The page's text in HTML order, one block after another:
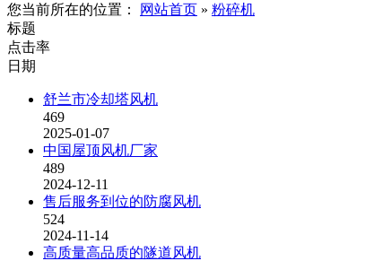
您当前所在的位置：
网站首页 » 粉碎机
标题
点击率
日期
舒兰市冷却塔风机
469
2025-01-07
中国屋顶风机厂家
489
2024-12-11
售后服务到位的防腐风机
524
2024-11-14
高质量高品质的隧道风机